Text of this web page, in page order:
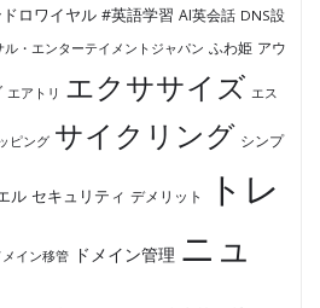
ロワイヤル #英語学習 AI英会話 DNS設
ル・エンターテイメントジャパン ふわ姫 アウ
エアトリ エクササイズ エス
ピング サイクリング シンプ
ル セキュリティ デメリット
トレ
メイン移管 ドメイン管理 ニュ